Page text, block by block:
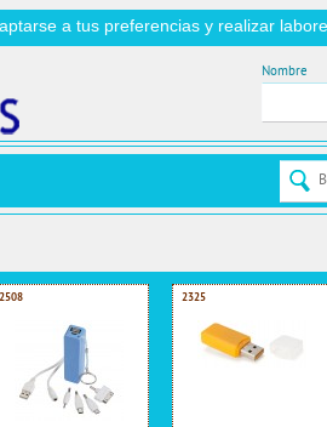
a tus preferencias y realizar
Nombre
2508 2325